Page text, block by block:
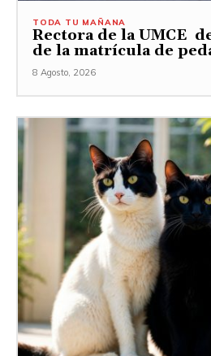
TODA TU MAÑANA
Rectora de la UMCE
de la matrícula de
8 Agosto, 2026